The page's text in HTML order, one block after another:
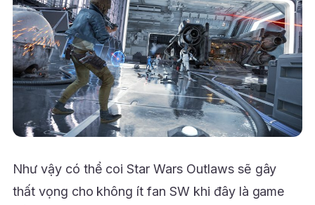
Như vậy có thể coi Star Wars Outlaws sẽ gây
thất vọng cho không ít fan SW khi đây là game